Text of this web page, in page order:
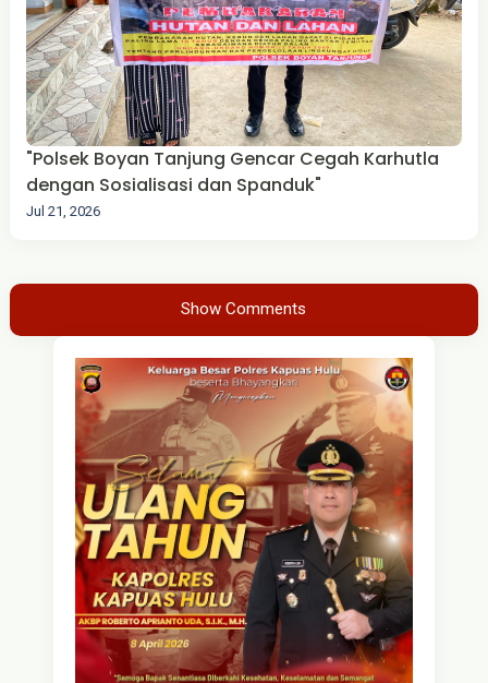
"Polsek Boyan Tanjung Gencar Cegah Karhutla
dengan Sosialisasi dan Spanduk"
Jul 21, 2026
Show Comments